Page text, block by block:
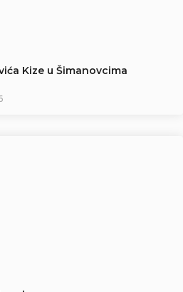
Kize u Šimanovcima